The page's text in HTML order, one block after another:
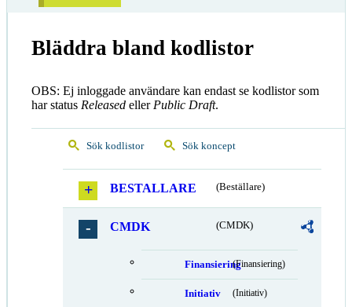
Bläddra bland kodlistor
OBS: Ej inloggade användare kan endast se kodlistor som
har status Released eller Public Draft.
Sök kodlistor Sök koncept
BESTALLARE (Beställare)
CMDK (CMDK)
Finansiering(Finansiering)
Initiativ (Initiativ)